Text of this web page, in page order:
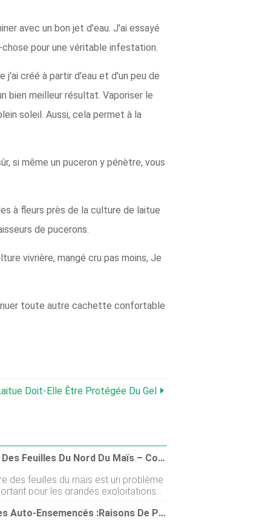
avec un bon jet d'eau. J'ai essayé
pour une véritable infestation.
j'ai créé à partir d'eau et d'un peu de
bien meilleur résultat. Vaporiser le
soleil. Aussi, cela permet à la
si même un puceron y pénètre, vous
à fleurs près de la culture de laitue
de pucerons.
vivrière, mangé cru pas moins, Je
toute autre cachette confortable
Doit-Elle Être Protégée Du Gel
Brûlure Des Feuilles Du Nord Du Maïs – Contrôle De La Brûlure Des Feuilles Du Nord Du Maïs
des feuilles du maïs est un problème
pour les grandes exploitations
les jardiniers amateurs, mais si vous
maïs dans votre jardin du Midwest,Légumes Auto-Ensemencés :raisons De Planter Des Légumes Qui S'auto-Ensemencent